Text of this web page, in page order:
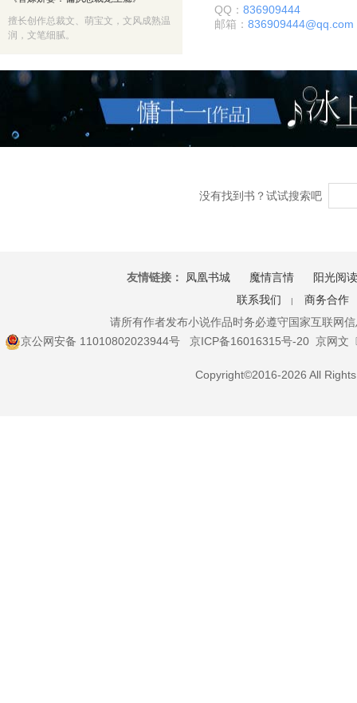
擅长创作总裁文、萌宝文，文风成熟温
润，文笔细腻。
QQ： 836909444
邮箱： 836909444@qq.com
没有找到书？试试搜索吧
友情链接： 凤凰书城 魔情言情
阳光阅
联系我们
|
商务合作
请所有作者发布小说作品时务必遵守国家互联网
京公网安备 11010802023944号
京ICP备16016315号-20 京网文
Copyright©2016-2026 All